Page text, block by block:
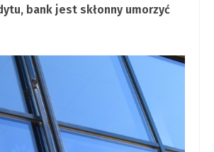
bank jest skłonny umorzyć